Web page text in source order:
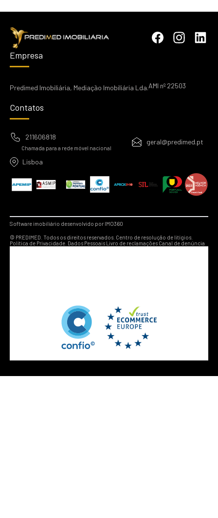
Empresa
Predimed Imobiliária, Mediação Imobiliária Lda.AMI nº 22503
Contatos
211606818
Chamada para a rede móvel nacional
geral@predimed.pt
Lisboa
Software imobiliário desenvolvido por IMO360
© PREDIMED. Todos os direitos reservados. Centro de resolução de litígios.
Política de Privacidade. Dados PessoaisLivro de reclamações Canal de denúncia